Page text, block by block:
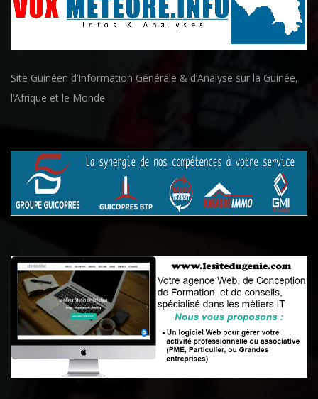
Site Guinéen d’Information Générale & d’Analyse sur la Guinée,
l’Afrique et le Monde